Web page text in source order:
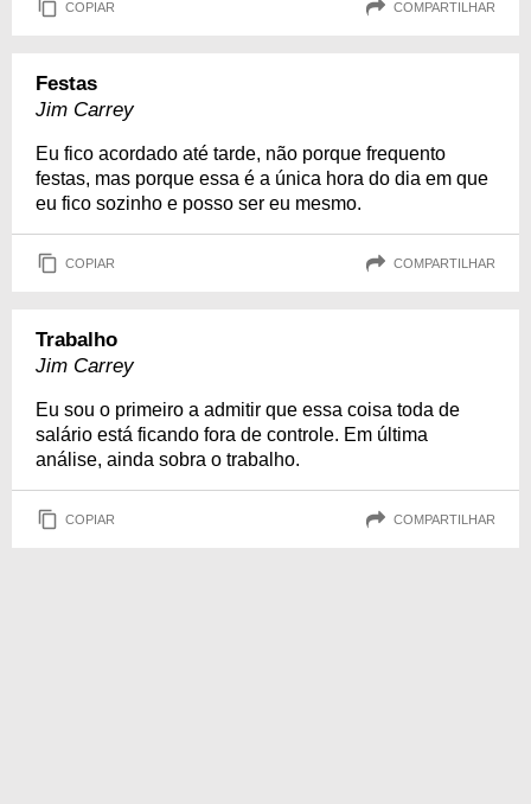
COPIAR COMPARTILHAR
Festas
Jim Carrey
Eu fico acordado até tarde, não porque frequento
festas, mas porque essa é a única hora do dia em que
eu fico sozinho e posso ser eu mesmo.
COPIAR COMPARTILHAR
Trabalho
Jim Carrey
Eu sou o primeiro a admitir que essa coisa toda de
salário está ficando fora de controle. Em última
análise, ainda sobra o trabalho.
COPIAR COMPARTILHAR